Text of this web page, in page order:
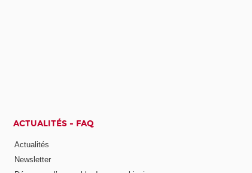
ACTUALITÉS - FAQ
Actualités
Newsletter